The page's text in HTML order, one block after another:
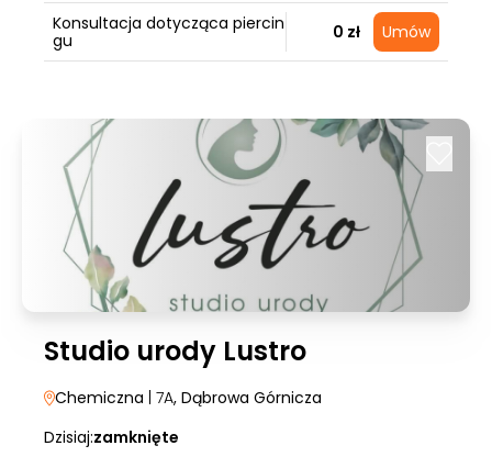
Konsultacja dotycząca piercin
gu
0 zł Umów
Studio urody Lustro
Chemiczna | 7A, Dąbrowa Górnicza
Dzisiaj:zamknięte